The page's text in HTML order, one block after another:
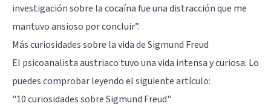
investigación sobre la cocaína fue una distracción que me
mantuvo ansioso por concluir”.
Más curiosidades sobre la vida de Sigmund Freud
El psicoanalista austriaco tuvo una vida intensa y curiosa. Lo
puedes comprobar leyendo el siguiente artículo:
"10 curiosidades sobre Sigmund Freud"